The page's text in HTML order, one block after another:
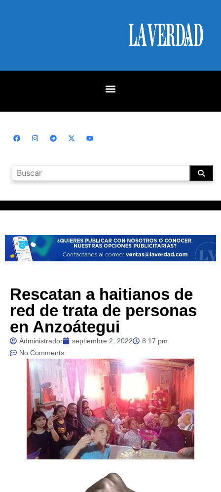
Rescatan a haitianos de
red de trata de personas
en Anzoátegui
Administrador septiembre 2, 2022
8:17 pm
No Comments